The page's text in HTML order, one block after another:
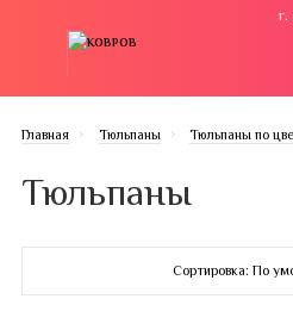
Главная Тюльпаны Тюльпаны по
Тюльпаны
Сортировка: По